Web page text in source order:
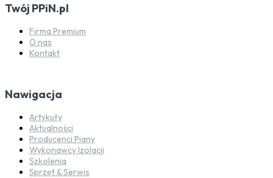
Twój PPiN.pl
Firma Premium
O nas
Kontakt
Nawigacja
Artykuły
Aktualności
Producenci Piany
Wykonawcy Izolacji
Szkolenia
Sprzęt & Serwis